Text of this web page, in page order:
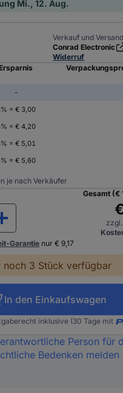
Mi., 12. Aug.
Verkauf und
Conrad Electronic
Widerruf
-
= € 3,00
= € 4,20
= € 5,01
= € 5,60
je nach Verkäufer
Gesamt (€
Garantie nur € 9,17
noch 3 Stück verfügbar
In den Einkaufswagen
inklusive (30 Tage mit
Person für
Bedenken melden